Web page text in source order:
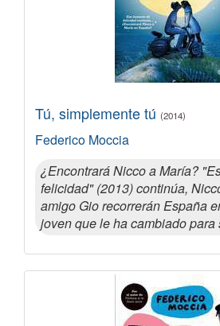
Tú, simplemente tú (2014)
Federico Moccia
¿Encontrará Nicco a María?
felicidad" (2013) continúa,
amigo Gio recorrerán España
joven que le ha cambiado para